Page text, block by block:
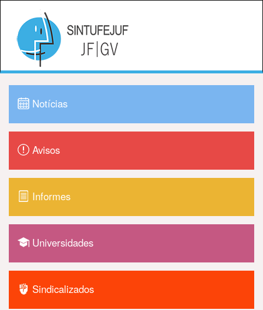
Notícias
Avisos
Informes
Universidades
Sindicalizados